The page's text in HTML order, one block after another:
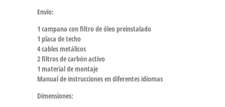
Envío:
1 campana con filtro de óleo preinstalado
1 placa de techo
4 cables metálicos
2 filtros de carbón activo
1 material de montaje
Manual de instrucciones en diferentes idiomas
Dimensiones: